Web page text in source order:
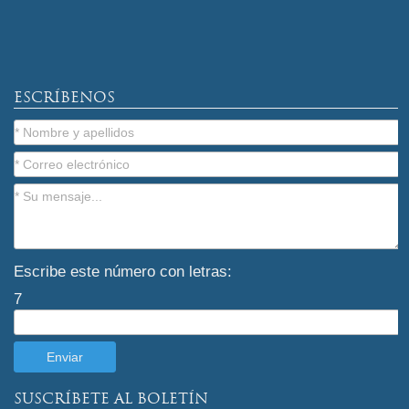
ESCRÍBENOS
Escribe este número con letras:
7
SUSCRÍBETE AL BOLETÍN